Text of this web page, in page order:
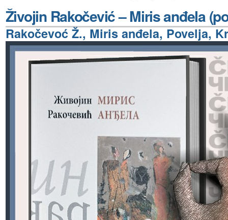
Živojin Rakočević – Miris anđela
Rakočevoć Ž., Miris anđela, Povelja,